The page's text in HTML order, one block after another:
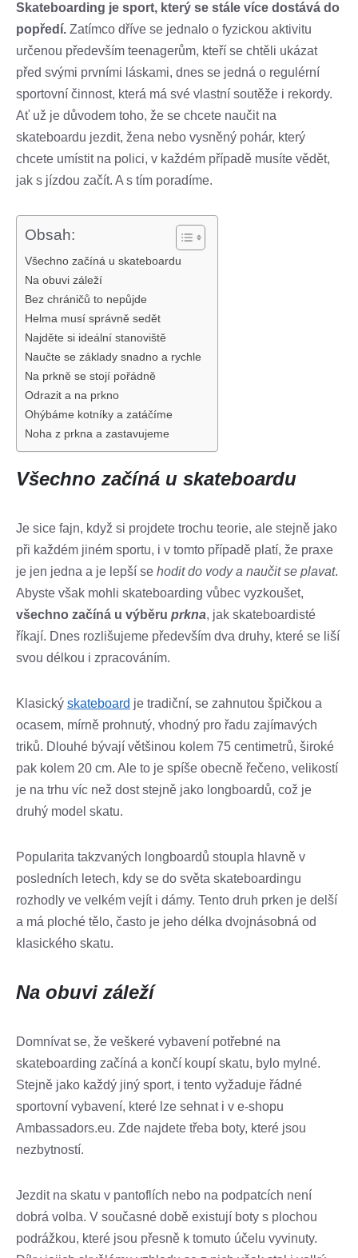
Skateboarding je sport, který se stále více dostává do
popředí. Zatímco dříve se jednalo o fyzickou aktivitu
určenou především teenagerům, kteří se chtěli ukázat
před svými prvními láskami, dnes se jedná o regulérní
sportovní činnost, která má své vlastní soutěže i rekordy.
Ať už je důvodem toho, že se chcete naučit na
skateboardu jezdit, žena nebo vysněný pohár, který
chcete umístit na polici, v každém případě musíte vědět,
jak s jízdou začít. A s tím poradíme.
Obsah:
Všechno začíná u skateboardu
Na obuvi záleží
Bez chráničů to nepůjde
Helma musí správně sedět
Najděte si ideální stanoviště
Naučte se základy snadno a rychle
Na prkně se stojí pořádně
Odrazit a na prkno
Ohýbáme kotníky a zatáčíme
Noha z prkna a zastavujeme
Všechno začíná u skateboardu
Je sice fajn, když si projdete trochu teorie, ale stejně jako
při každém jiném sportu, i v tomto případě platí, že praxe
je jen jedna a je lepší se hodit do vody a naučit se plavat.
Abyste však mohli skateboarding vůbec vyzkoušet,
všechno začíná u výběru prkna, jak skateboardisté
říkají. Dnes rozlišujeme především dva druhy, které se liší
svou délkou i zpracováním.
Klasický skateboard je tradiční, se zahnutou špičkou a
ocasem, mírně prohnutý, vhodný pro řadu zajímavých
triků. Dlouhé bývají většinou kolem 75 centimetrů, široké
pak kolem 20 cm. Ale to je spíše obecně řečeno, velikostí
je na trhu víc než dost stejně jako longboardů, což je
druhý model skatu.
Popularita takzvaných longboardů stoupla hlavně v
posledních letech, kdy se do světa skateboardingu
rozhodly ve velkém vejít i dámy. Tento druh prken je delší
a má ploché tělo, často je jeho délka dvojnásobná od
klasického skatu.
Na obuvi záleží
Domnívat se, že veškeré vybavení potřebné na
skateboarding začíná a končí koupí skatu, bylo mylné.
Stejně jako každý jiný sport, i tento vyžaduje řádné
sportovní vybavení, které lze sehnat i v e-shopu
Ambassadors.eu. Zde najdete třeba boty, které jsou
nezbytností.
Jezdit na skatu v pantoflích nebo na podpatcích není
dobrá volba. V současné době existují boty s plochou
podrážkou, které jsou přesně k tomuto účelu vyvinuty.